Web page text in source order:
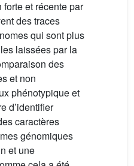
et récente par
des traces
qui sont plus
laissées par la
des
et non
phénotypique et
d’identifier
caractères
génomiques
et une